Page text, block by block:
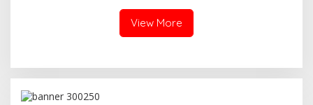
Ganjar Agung
View More